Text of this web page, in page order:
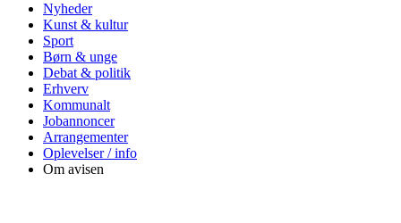
Nyheder
Kunst & kultur
Sport
Børn & unge
Debat & politik
Erhverv
Kommunalt
Jobannoncer
Arrangementer
Oplevelser / info
Om avisen